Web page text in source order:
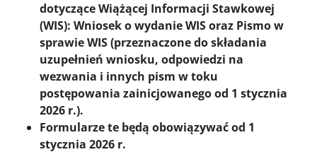
dotyczące Wiążącej Informacji Stawkowej
(WIS): Wniosek o wydanie WIS oraz Pismo w
sprawie WIS (przeznaczone do składania
uzupełnień wniosku, odpowiedzi na
wezwania i innych pism w toku
postępowania zainicjowanego od 1 stycznia
2026 r.).
Formularze te będą obowiązywać od 1
stycznia 2026 r.